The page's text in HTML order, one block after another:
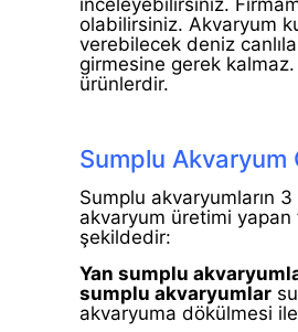
inceleyebilirsiniz.
olabilirsiniz. Akvaryum
verebilecek deniz
girmesine gerek
ürünlerdir.
Sumplu Akvaryum
Sumplu akvaryumların
akvaryum üretimi yapan
şekildedir:
Yan sumplu
sumplu akvaryumlar
akvaryuma dökülmesi ile